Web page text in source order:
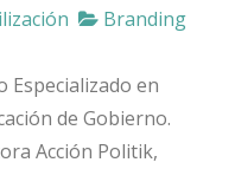
Branding
Especializado en
de Gobierno.
Acción Politik,